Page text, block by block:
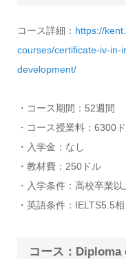
コース詳細： https://
courses/certificate-iv-in-
development/
・コース期間：52週間
・コース授業料：6300
・入学金：なし
・教材費：250ドル
・入学条件：高校卒業以
・英語条件：IELTS5.5
コース：